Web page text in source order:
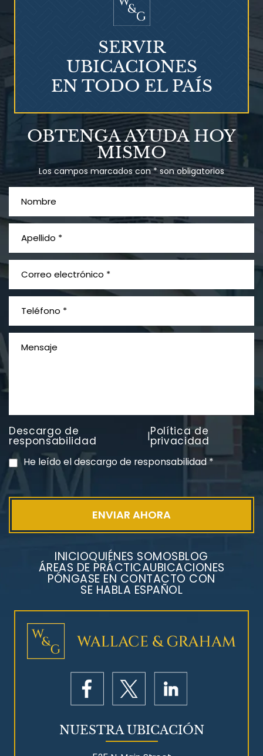
Talco en polvo
Ovary cancer
¿Qué es el mesotelioma?
PVC Cloruro de polivinilo
Exposición
OBTENGA AYUDA HOY
MISMO
Los campos marcados con * son obligatorios
Descargo de
responsabilidad |Política de
privacidad
He leído el descargo de responsabilidad*
SERVIR
UBICACIONES
EN TODO EL PAÍS
INICIOQUIÉNES SOMOSBLOG
ÁREAS DE PRÁCTICAUBICACIONES
PÓNGASE EN CONTACTO CON
SE HABLA ESPAÑOL
NUESTRA UBICACIÓN